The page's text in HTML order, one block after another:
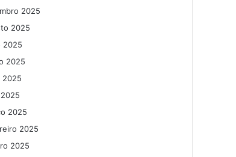
2025
2025
2025
2025
2025
2025
2025
2025